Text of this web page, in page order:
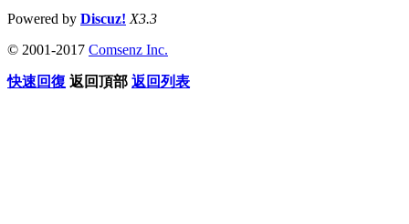
Powered by Discuz! X3.3
© 2001-2017 Comsenz Inc.
快速回復 返回頂部 返回列表